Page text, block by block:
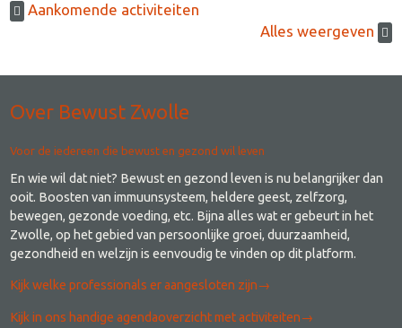
Aankomende activiteiten
Alles weergeven
Over Bewust Zwolle
Voor de iedereen die bewust en gezond wil leven
En wie wil dat niet? Bewust en gezond leven is nu belangrijker dan
ooit. Boosten van immuunsysteem, heldere geest, zelfzorg,
bewegen, gezonde voeding, etc. Bijna alles wat er gebeurt in het
Zwolle, op het gebied van persoonlijke groei, duurzaamheid,
gezondheid en welzijn is eenvoudig te vinden op dit platform.
Kijk welke professionals er aangesloten zijn→
​Kijk in ons handige agendaoverzicht met activiteiten→